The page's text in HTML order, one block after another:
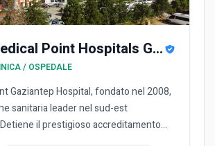
Medical Point Hospitals Group
/ OSPEDALE
Gaziantep Hospital, fondato nel 2008,
sanitaria leader nel sud-est
il prestigioso accreditamento